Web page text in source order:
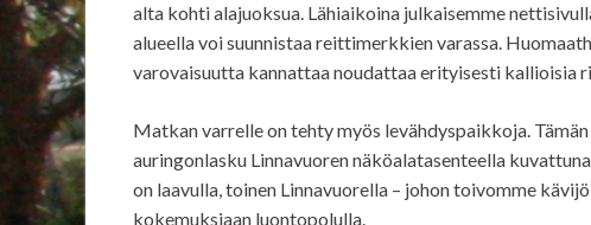
alta kohti alajuoksua. Lähiaikoina julkaisemme
alueella voi suunnistaa reittimerkkien varassa.
varovaisuutta kannattaa noudattaa erityisesti kallioisia
Matkan varrelle on tehty myös levähdyspaikkoja.
auringonlasku Linnavuoren näköalatasenteella
on laavulla, toinen Linnavuorella – johon toivomme
kokemuksiaan luontopolulla.